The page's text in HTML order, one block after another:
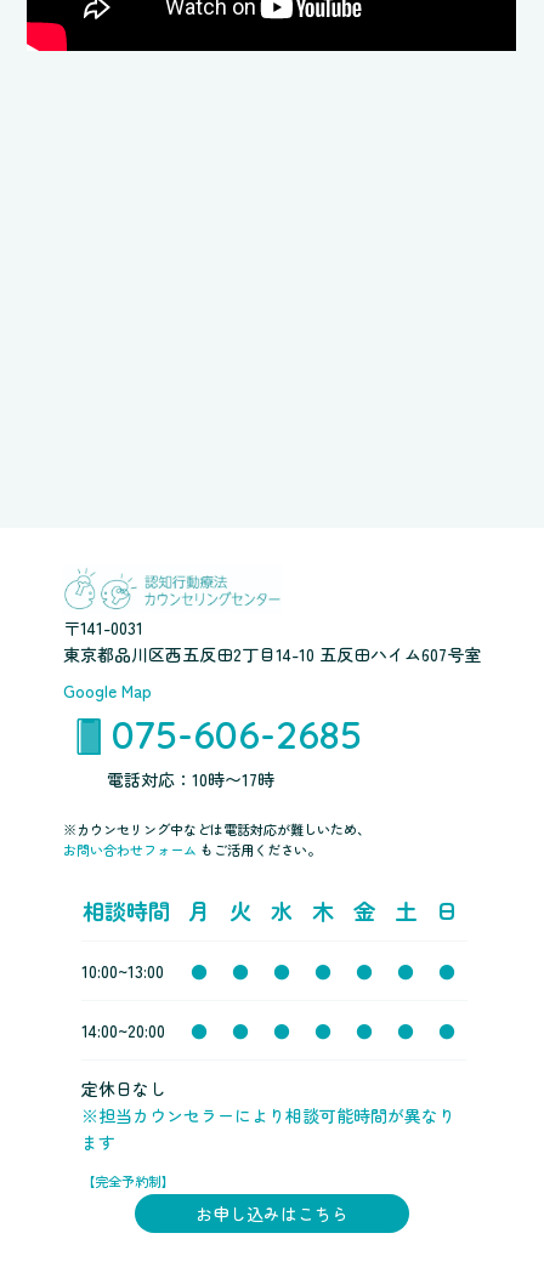
〒141-0031
東京都品川区西五反田2丁目14-10 五反田ハイム607号室
Google Map
075-606-2685
電話対応：10時〜17時
※カウンセリング中などは電話対応が難しいため、
お問い合わせフォーム もご活用ください。
相談時間 月 火 水 木 金 土 日
10:00~13:00 ● ● ● ● ● ● ●
14:00~20:00 ● ● ● ● ● ● ●
定休日なし
※担当カウンセラーにより相談可能時間が異なり
ます
【完全予約制】
お申し込みはこちら